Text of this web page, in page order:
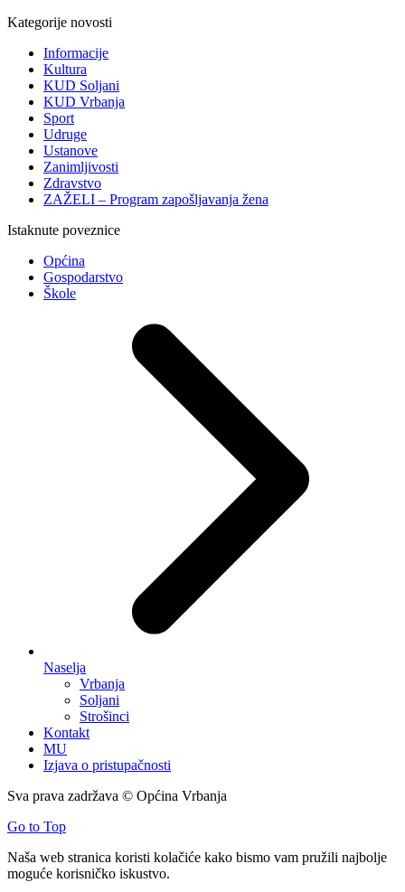
Kategorije novosti
Informacije
Kultura
KUD Soljani
KUD Vrbanja
Sport
Udruge
Ustanove
Zanimljivosti
Zdravstvo
ZAŽELI – Program zapošljavanja žena
Istaknute poveznice
Općina
Gospodarstvo
Škole
Naselja
Vrbanja
Soljani
Strošinci
Kontakt
MU
Izjava o pristupačnosti
Sva prava zadržava © Općina Vrbanja
Go to Top
Naša web stranica koristi kolačiće kako bismo vam pružili najbolje
moguće korisničko iskustvo.